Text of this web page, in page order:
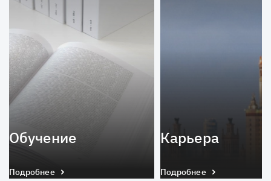
Обучение
Подробнее
Карьера
Подробнее